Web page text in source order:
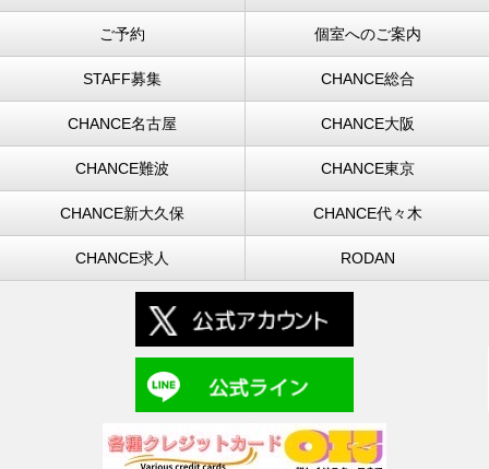
ご予約 個室へのご案内
STAFF募集 CHANCE総合
CHANCE名古屋 CHANCE大阪
CHANCE難波 CHANCE東京
CHANCE新大久保 CHANCE代々木
CHANCE求人 RODAN